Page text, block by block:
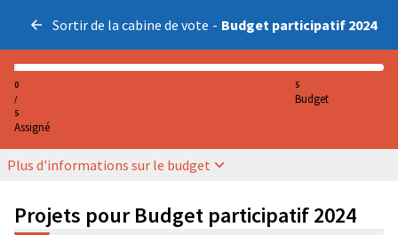
Sortir de la cabine de vote - Budget participatif 2024
0
/
5
Assigné
5
Budget
Plus d'informations sur le budget
Projets pour Budget participatif 2024